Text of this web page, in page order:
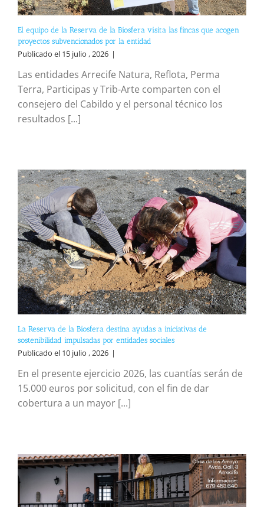
El equipo de la Reserva de la Biosfera visita las fincas que acogen
proyectos subvencionados por la entidad
Publicado el 15 julio , 2026 |
Las entidades Arrecife Natura, Reflota, Perma
Terra, Participas y Trib-Arte comparten con el
consejero del Cabildo y el personal técnico los
resultados [...]
La Reserva de la Biosfera destina ayudas a iniciativas de
sostenibilidad impulsadas por entidades sociales
Publicado el 10 julio , 2026 |
En el presente ejercicio 2026, las cuantías serán de
15.000 euros por solicitud, con el fin de dar
cobertura a un mayor [...]